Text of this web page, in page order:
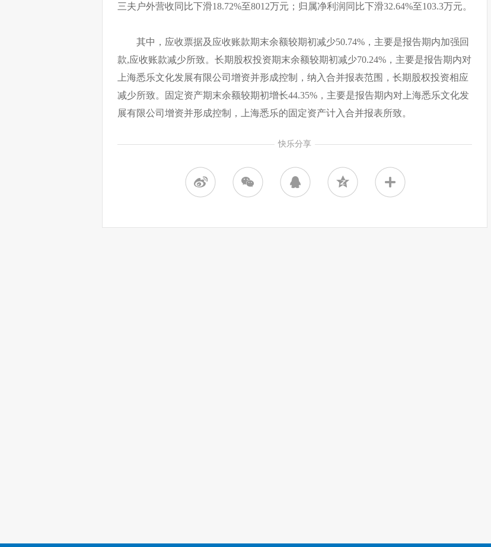
三夫户外营收同比下滑18.72%至8012万元；归属净利润同比下滑32.64%至103.3万元。
其中，应收票据及应收账款期末余额较期初减少50.74%，主要是报告期内加强回
款,应收账款减少所致。长期股权投资期末余额较期初减少70.24%，主要是报告期内对
上海悉乐文化发展有限公司增资并形成控制，纳入合并报表范围，长期股权投资相应
减少所致。固定资产期末余额较期初增长44.35%，主要是报告期内对上海悉乐文化发
展有限公司增资并形成控制，上海悉乐的固定资产计入合并报表所致。
快乐分享